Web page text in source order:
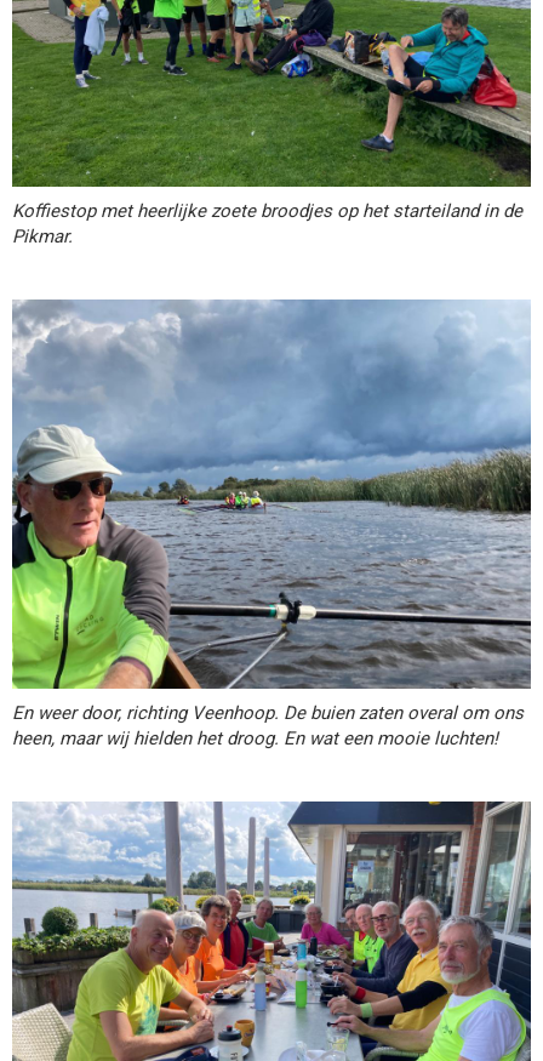
Koffiestop met heerlijke zoete broodjes op het starteiland in de
Pikmar.
En weer door, richting Veenhoop. De buien zaten overal om ons
heen, maar wij hielden het droog. En wat een mooie luchten!